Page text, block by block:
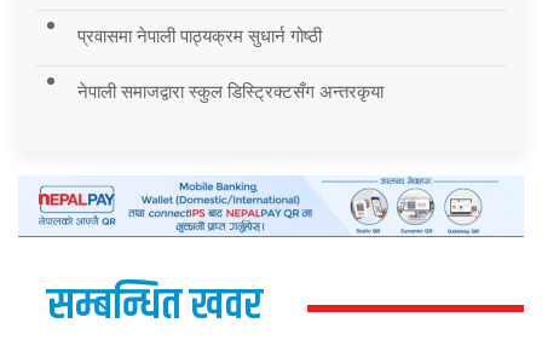
प्रवासमा नेपाली पाठ्यक्रम सुधार्न गोष्ठी
नेपाली समाजद्वारा स्कुल डिस्ट्रिक्टसँग अन्तरकृया
सम्बन्धित खवर